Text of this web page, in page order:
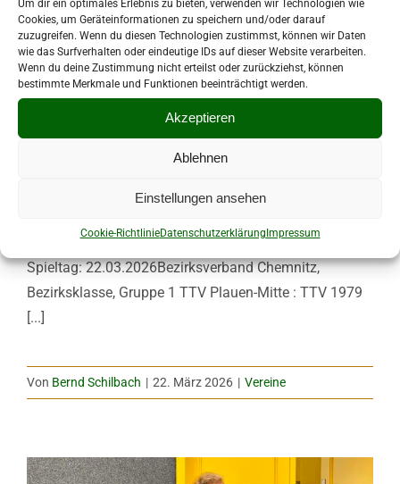
Um dir ein optimales Erlebnis zu bieten, verwenden wir Technologien wie
Cookies, um Geräteinformationen zu speichern und/oder darauf
zuzugreifen. Wenn du diesen Technologien zustimmst, können wir Daten
wie das Surfverhalten oder eindeutige IDs auf dieser Website verarbeiten.
Wenn du deine Zustimmung nicht erteilst oder zurückziehst, können
bestimmte Merkmale und Funktionen beeinträchtigt werden.
Akzeptieren
Ablehnen
Einstellungen ansehen
Cookie-RichtlinieDatenschutzerklärungImpressum
Wieder etwas Durchatmen – Zweimal
Spieltag: 22.03.2026Bezirksverband Chemnitz,
Bezirksklasse, Gruppe 1 TTV Plauen-Mitte : TTV 1979
[...]
Von Bernd Schilbach | 22. März 2026 | Vereine